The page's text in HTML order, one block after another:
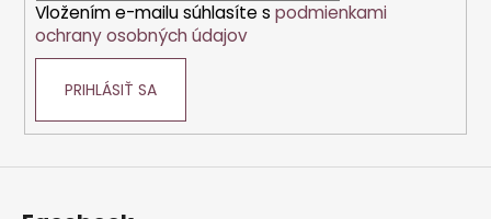
Vložením e-mailu súhlasíte s podmienkami
ochrany osobných údajov
PRIHLÁSIŤ SA